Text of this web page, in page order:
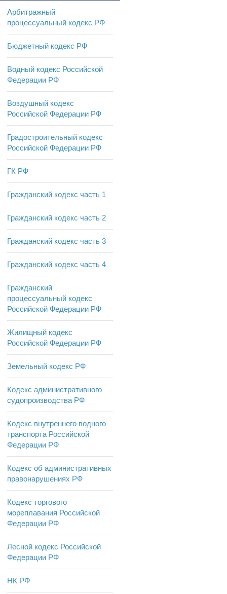
Арбитражный
процессуальный кодекс РФ
Бюджетный кодекс РФ
Водный кодекс Российской
Федерации РФ
Воздушный кодекс
Российской Федерации РФ
Градостроительный кодекс
Российской Федерации РФ
ГК РФ
Гражданский кодекс часть 1
Гражданский кодекс часть 2
Гражданский кодекс часть 3
Гражданский кодекс часть 4
Гражданский
процессуальный кодекс
Российской Федерации РФ
Жилищный кодекс
Российской Федерации РФ
Земельный кодекс РФ
Кодекс административного
судопроизводства РФ
Кодекс внутреннего водного
транспорта Российской
Федерации РФ
Кодекс об административных
правонарушениях РФ
Кодекс торгового
мореплавания Российской
Федерации РФ
Лесной кодекс Российской
Федерации РФ
НК РФ